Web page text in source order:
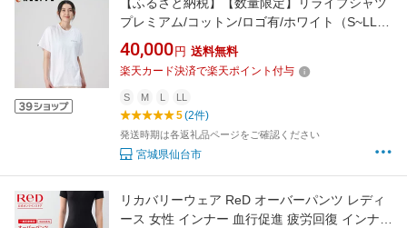
【ふるさと納税】【数量限定】リライブシャツ
プレミアム/コットン/ロゴ有/ホワイト（S~LLサ
イズより選択可）【Tシャツ カットソー 衣料
トップス 人気 女 男 スポーツ ゴルフ ウェア ア
ウトドア リラックス トレンド 春 夏 秋 冬 メン
ズ レディース ユニセックス】
40,000 円 送料無料
楽天カード決済で楽天ポイント付与
S M L LL
5(2件)
発送時期は各返礼品ページをご確認ください
宮城県仙台市
リカバリーウェア ReD オーバーパンツ レディ
ース 女性 インナー 血行促進 疲労回復 インナー